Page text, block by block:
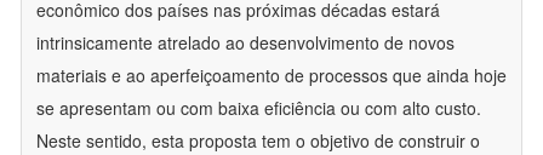
econômico dos países nas próximas décadas estará
intrinsicamente atrelado ao desenvolvimento de novos
materiais e ao aperfeiçoamento de processos que ainda hoje
se apresentam ou com baixa eficiência ou com alto custo.
Neste sentido, esta proposta tem o objetivo de construir o